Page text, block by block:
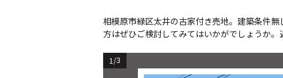
相模原市緑区太井の古家付き売地。建築条件
方はぜひご検討してみてはいかがでしょうか。
1 /3